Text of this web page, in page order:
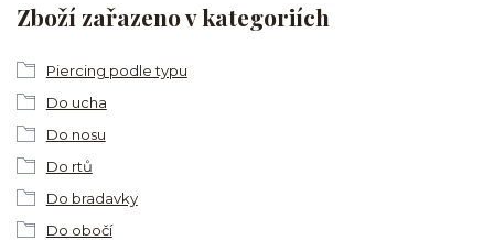
Zboží zařazeno v kategoriích
Piercing podle typu
Do ucha
Do nosu
Do rtů
Do bradavky
Do obočí